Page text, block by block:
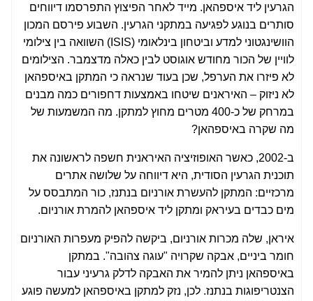
הגרעין ליד איספהאן. מייד לאחר הפיצוץ התפרסמו דיווחים
סותרים בנוגע לפגיעה במתקני הגרעין. השבוע פירסם המכון
הוושינגטוני למדע וביטחון בינלאומי (ISIS) השוואה בין צילומי
לוויין של הכור מחודש אוגוסט לבין כאלה מדצמבר. הצילומים
לא פיזרו את הערפל, שכן בעוד שנראה כי המתקן באיספהאן
לא ניזוק – האיראנים שיטחו באמצעות דחפורים כמה מבנים
במרחק של כ-400 מטרים מחוץ למתקן. מה המשמעות של
מה שקרה באיספהאן?
ב-2002, כאשר האופוזיציה האיראנית חשפה לראשונה את
תוכנית הגרעין הסודית, היא דיווחה על שלושה אתרים
מרכזיים: המתקן להעשרת אורניום בנתנז, כור המתבסס על
מים כבדים בעיראק ומתקן ליד איספהאן להמרת אורניום.
איראן, שלה מכרות אורניום, ביקשה להפיק מעפרות האורניום
חומר ביניים, אבקה שקרויה "עוגה צהובה". במתקן
באיספהאן ניתן להמיר את האבקה לדלק גרעיני עבור
הצנטריפוגות בנתנז. לכן, נזק למתקן באיספהאן למעשה פוגע